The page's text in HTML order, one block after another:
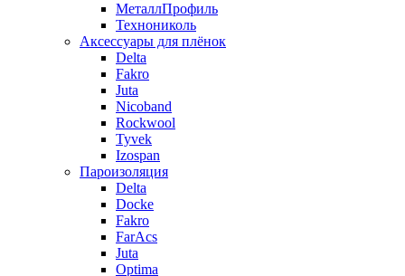
МеталлПрофиль
Технониколь
Аксессуары для плёнок
Delta
Fakro
Juta
Nicoband
Rockwool
Tyvek
Izospan
Пароизоляция
Delta
Docke
Fakro
FarAcs
Juta
Optima